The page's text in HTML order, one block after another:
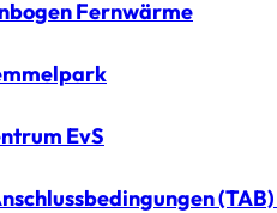
Fernwärme
EvS